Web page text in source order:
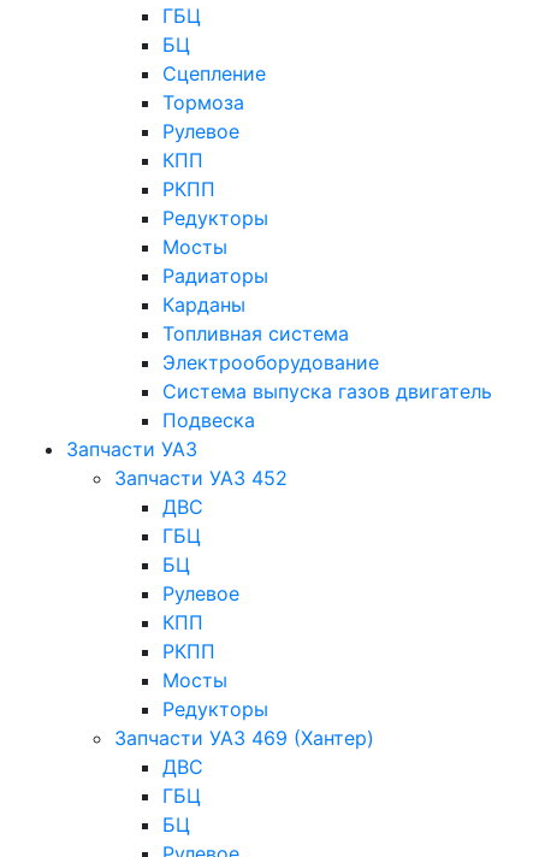
ГБЦ
БЦ
Сцепление
Тормоза
Рулевое
КПП
РКПП
Редукторы
Мосты
Радиаторы
Карданы
Топливная система
Электрооборудование
Система выпуска газов двигатель
Подвеска
Запчасти УАЗ
Запчасти УАЗ 452
ДВС
ГБЦ
БЦ
Рулевое
КПП
РКПП
Мосты
Редукторы
Запчасти УАЗ 469 (Хантер)
ДВС
ГБЦ
БЦ